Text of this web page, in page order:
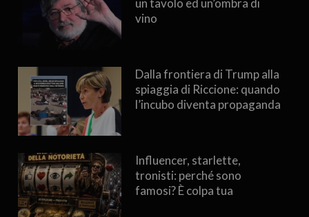
vino
Dalla frontiera di Trump alla
spiaggia di Riccione: quando
l’incubo diventa propaganda
Influencer, starlette,
tronisti: perché sono
famosi? È colpa tua